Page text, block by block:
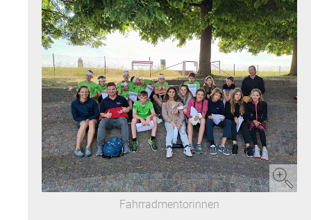
Fahrradmentorinnen